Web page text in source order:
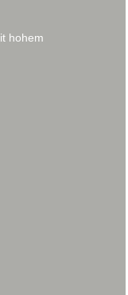
hohem